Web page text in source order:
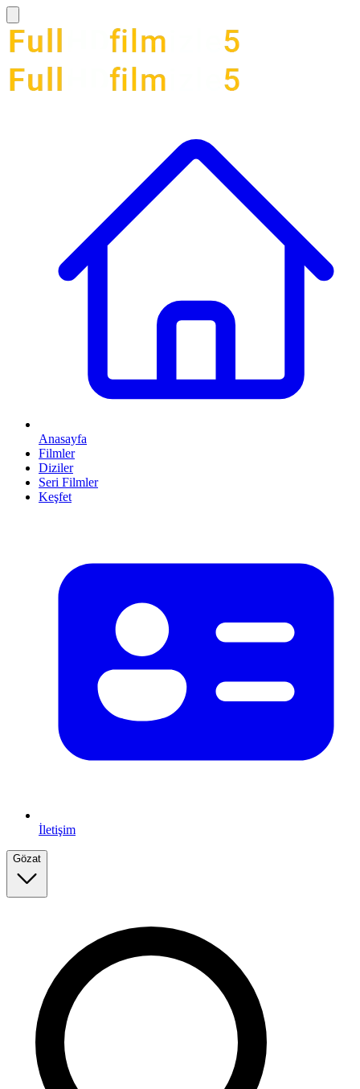
Anasayfa
Filmler
Diziler
Seri Filmler
Keşfet
İletişim
Gözat